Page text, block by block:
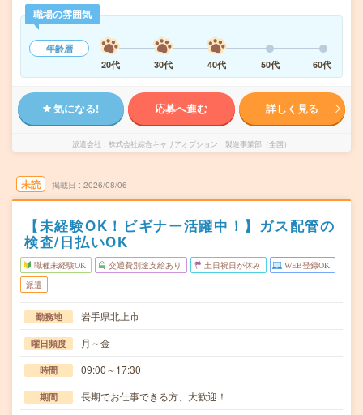
職場の雰囲気
年齢層
20代
30代 40代 50代 60代
気になる! 応募へ進む 詳しく見る
派遣会社 株式会社綜合キャリアオプション 製造事業部（全国）
未読 掲載日 2026/08/06
【未経験OK！ビギナー活躍中！】ガス配管の
検査/日払いOK
職種未経験OK 交通費別途支給あり 土日祝日が休み WEB登録OK
派遣
勤務地 岩手県北上市
曜日頻度 月～金
時間 09:00～17:30
期間 長期でお仕事できる方、大歓迎！